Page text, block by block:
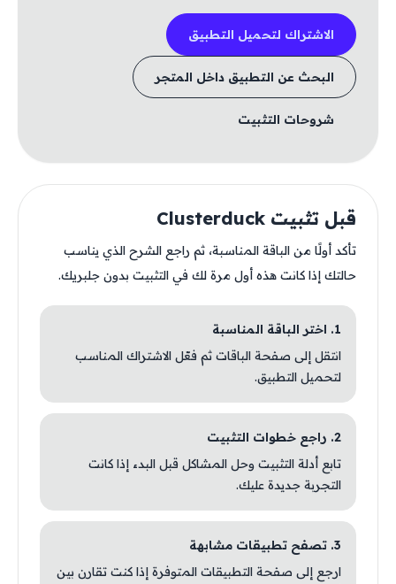
الاشتراك لتحميل التطبيق
البحث عن التطبيق داخل المتجر
شروحات التثبيت
قبل تثبيت Clusterduck
تأكد أولًا من الباقة المناسبة، ثم راجع الشرح الذي يناسب
حالتك إذا كانت هذه أول مرة لك في التثبيت بدون جلبريك.
1. اختر الباقة المناسبة
انتقل إلى صفحة الباقات ثم فعّل الاشتراك المناسب
لتحميل التطبيق.
2. راجع خطوات التثبيت
تابع أدلة التثبيت وحل المشاكل قبل البدء إذا كانت
التجربة جديدة عليك.
3. تصفح تطبيقات مشابهة
ارجع إلى صفحة التطبيقات المتوفرة إذا كنت تقارن بين